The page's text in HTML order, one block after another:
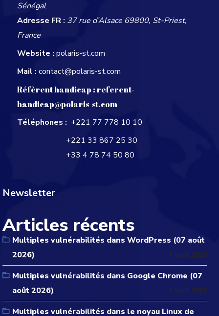
Sénégal
Adresse FR : 37 rue d’Alsace 69800, St-Priest,
France
Website : polaris-st.com
Mail : contact@polaris-st.com
Réfèrent handicap :referent-
handicap@polaris-st.com
Téléphones : +221 77 778 10 10
+221 33 867 25 30
+33 4 78 74 50 80
Newsletter
Articles récents
Multiples vulnérabilités dans WordPress (07 août
2026)
7 août 2026
Multiples vulnérabilités dans Google Chrome (07
août 2026)
7 août 2026
Multiples vulnérabilités dans le noyau Linux de